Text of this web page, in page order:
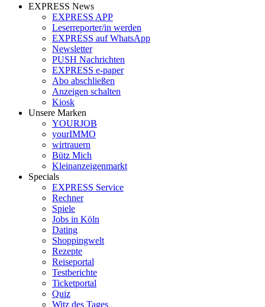
EXPRESS News
EXPRESS APP
Leserreporter/in werden
EXPRESS auf WhatsApp
Newsletter
PUSH Nachrichten
EXPRESS e-paper
Abo abschließen
Anzeigen schalten
Kiosk
Unsere Marken
YOURJOB
yourIMMO
wirtrauern
Bütz Mich
Kleinanzeigenmarkt
Specials
EXPRESS Service
Rechner
Spiele
Jobs in Köln
Dating
Shoppingwelt
Rezepte
Reiseportal
Testberichte
Ticketportal
Quiz
Witz des Tages